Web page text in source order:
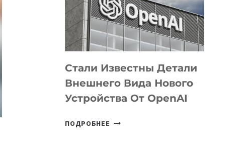
ПО
РАЗВИТИЮ
ЭКОСИСТЕМЫ
ИСКУССТВЕННОГО
Стали Известны Детали
Внешнего Вида Нового
Устройства От OpenAI
ПОДРОБНЕЕ СТАЛИ